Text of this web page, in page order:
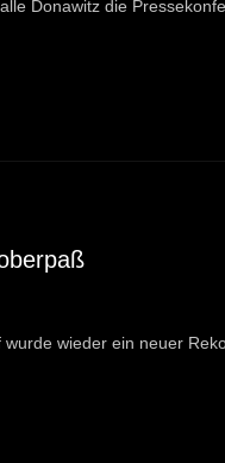
Donawitz die
wieder ein neuer